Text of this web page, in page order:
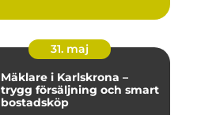
31. maj
Mäklare i Karlskrona –
trygg försäljning och smart
bostadsköp